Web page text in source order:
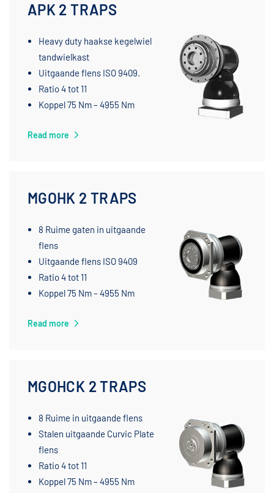
APK 2 TRAPS
Heavy duty haakse kegelwiel
tandwielkast
Uitgaande flens ISO 9409.
Ratio 4 tot 11
Koppel 75 Nm – 4955 Nm
Read more
MGOHK 2 TRAPS
8 Ruime gaten in uitgaande
flens
Uitgaande flens ISO 9409
Ratio 4 tot 11
Koppel 75 Nm – 4955 Nm
Read more
MGOHCK 2 TRAPS
8 Ruime in uitgaande flens
Stalen uitgaande Curvic Plate
flens
Ratio 4 tot 11
Koppel 75 Nm – 4955 Nm